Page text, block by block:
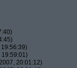
20:01:12)